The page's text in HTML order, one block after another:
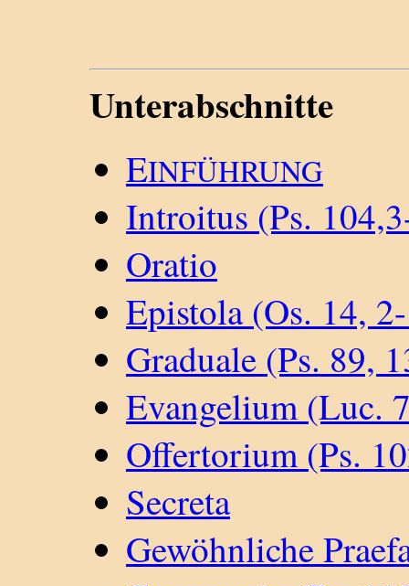
Unterabschnitte
EINFÜHRUNG
Introitus (Ps.
Oratio
Epistola (Os. 14,
Graduale (Ps. 89,
Evangelium (Luc.
Offertorium (Ps.
Secreta
Gewöhnliche